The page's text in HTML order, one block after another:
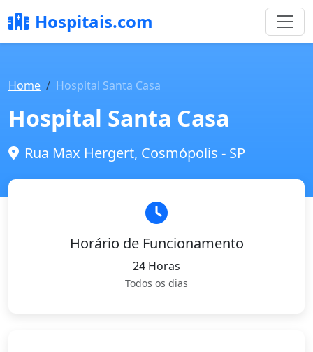
Hospitais.com
Home Hospital Santa Casa
Hospital Santa Casa
Rua Max Hergert, Cosmópolis - SP
Horário de Funcionamento
24 Horas
Todos os dias